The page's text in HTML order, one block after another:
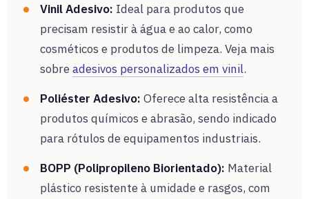
Vinil Adesivo: Ideal para produtos que
precisam resistir à água e ao calor, como
cosméticos e produtos de limpeza. Veja mais
sobreadesivos personalizados em vinil.
Poliéster Adesivo: Oferece alta resistência a
produtos químicos e abrasão, sendo indicado
para rótulos de equipamentos industriais.
BOPP (Polipropileno Biorientado): Material
plástico resistente à umidade e rasgos, com